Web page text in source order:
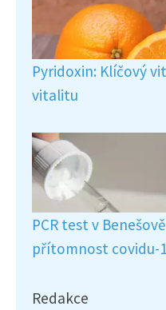
Pyridoxin: Klíčový
vitalitu
PCR test v
přítomnost covidu-
Redakce